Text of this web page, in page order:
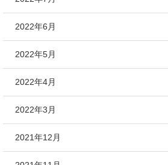
2022年6月
2022年5月
2022年4月
2022年3月
2021年12月